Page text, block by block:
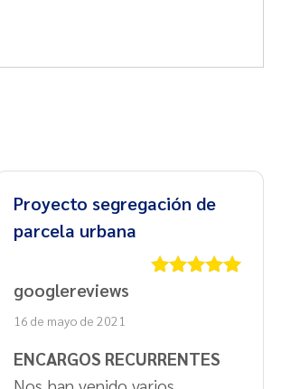
Proyecto segregación de
parcela urbana
googlereviews
16 de mayo de 2021
ENCARGOS RECURRENTES